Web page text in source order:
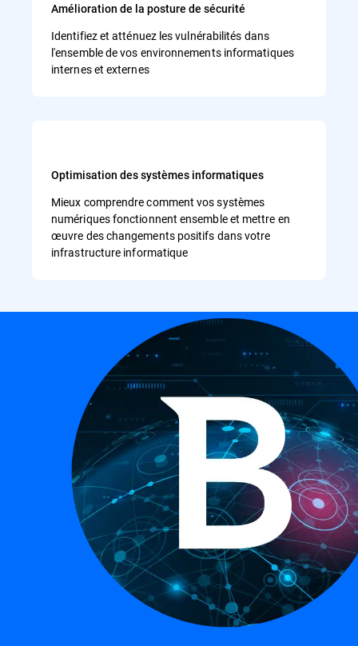
Amélioration de la posture de sécurité
Identifiez et atténuez les vulnérabilités dans
l'ensemble de vos environnements informatiques
internes et externes
Optimisation des systèmes informatiques
Mieux comprendre comment vos systèmes
numériques fonctionnent ensemble et mettre en
œuvre des changements positifs dans votre
infrastructure informatique